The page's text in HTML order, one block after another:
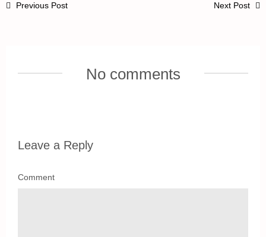
Next Post
Previous Post
No comments
Leave a Reply
Comment